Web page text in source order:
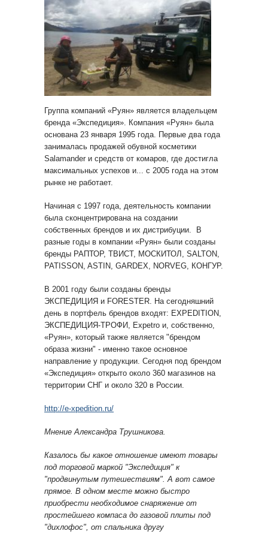
Группа компаний «Руян» является владельцем
бренда «Экспедиция». Компания «Руян» была
основана 23 января 1995 года. Первые два года
занималась продажей обувной косметики
Salamander и средств от комаров, где достигла
максимальных успехов и... с 2005 года на этом
рынке не работает.
Начиная с 1997 года, деятельность компании
была сконцентрирована на создании
собственных брендов и их дистрибуции. В
разные годы в компании «Руян» были созданы
бренды РАПТОР, ТВИСТ, МОСКИТОЛ, SALTON,
PATISSON, ASTIN, GARDEX, NORVEG, КОНГУР.
В 2001 году были созданы бренды
ЭКСПЕДИЦИЯ и FORESTER. На сегодняшний
день в портфель брендов входят: EXPEDITION,
ЭКСПЕДИЦИЯ-ТРОФИ, Expetro и, собственно,
«Руян», который также является "брендом
образа жизни" - именно такое основное
направление у продукции. Сегодня под брендом
«Экспедиция» открыто около 360 магазинов на
территории СНГ и около 320 в России.
http://e-xpedition.ru/
Мнение Александра Трушникова.
Казалось бы какое отношение имеют товары
под торговой маркой "Экспедиция" к
"продвинутым путешествиям". А вот самое
прямое. В одном месте можно быстро
приобрести необходимое снаряжение от
простейшего компаса до газовой плиты под
"дихлофос", от спальника другу